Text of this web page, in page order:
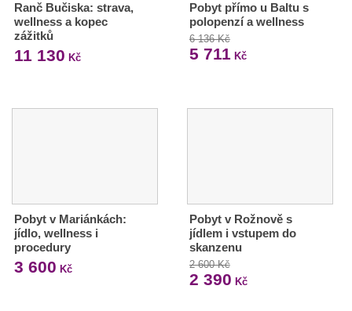
Ranč Bučiska: strava,
wellness a kopec
zážitků
11 130 Kč
Pobyt přímo u Baltu s
polopenzí a wellness
6 136 Kč
5 711 Kč
Pobyt v Mariánkách:
jídlo, wellness i
procedury
3 600 Kč
Pobyt v Rožnově s
jídlem i vstupem do
skanzenu
2 600 Kč
2 390 Kč